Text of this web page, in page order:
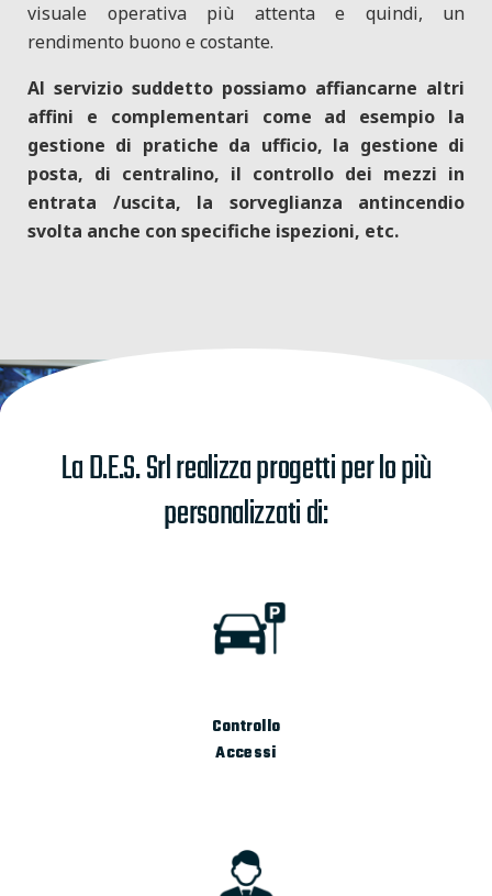
visuale operativa più attenta e quindi, un
rendimento buono e costante.
Al servizio suddetto possiamo affiancarne altri
affini e complementari come ad esempio la
gestione di pratiche da ufficio, la gestione di
posta, di centralino, il controllo dei mezzi in
entrata /uscita, la sorveglianza antincendio
svolta anche con specifiche ispezioni, etc.
La D.E.S. Srl realizza progetti per lo più
personalizzati di:
Controllo
Accessi